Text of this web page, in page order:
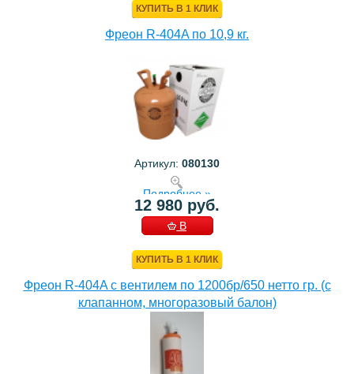
КУПИТЬ В 1 КЛИК
Фреон R-404A по 10,9 кг.
Артикул: 080130
Подробнее »
12 980 руб.
В
КУПИТЬ В 1 КЛИК
Фреон R-404A с вентилем по 1200бр/650 нетто гр. (с
клапанном, многоразовый балон)